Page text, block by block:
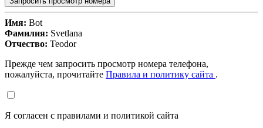
Имя: Bot
Фамилия: Svetlana
Отчество: Teodor
Прежде чем запросить просмотр номера телефона,
пожалуйста, прочитайте Правила и политику сайта .
Я согласен с правилами и политикой сайта